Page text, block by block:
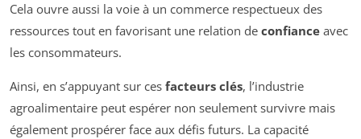
Cela ouvre aussi la voie à un commerce respectueux des
ressources tout en favorisant une relation de confiance avec
les consommateurs.
Ainsi, en s’appuyant sur ces facteurs clés, l’industrie
agroalimentaire peut espérer non seulement survivre mais
également prospérer face aux défis futurs. La capacité